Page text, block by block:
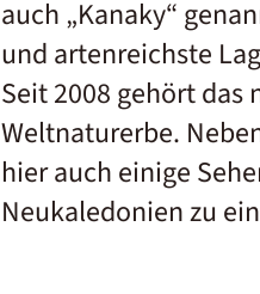
auch „Kanaky“
und artenreichste
Seit 2008 gehört das
Weltnaturerbe.
hier auch einige
Neukaledonien zu